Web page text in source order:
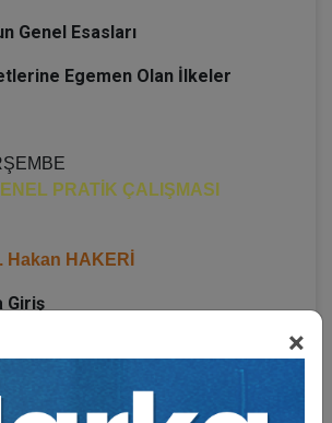
×
Genel Esasları
Egemen Olan İlkeler
PRATİK ÇALIŞMASI
Hakan HAKERİ
Giriş
Kaynakları